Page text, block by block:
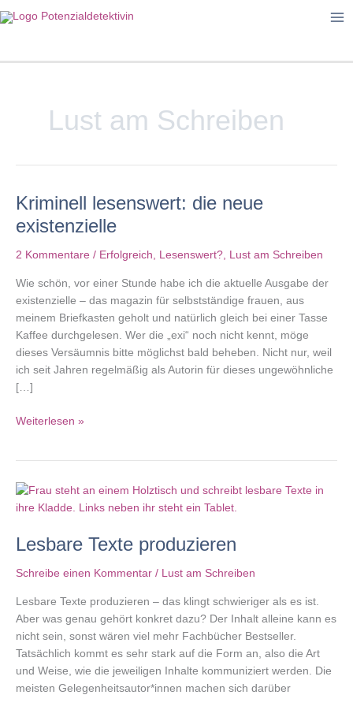
Inhalt
Lust am Schreiben
Kriminell lesenswert: die neue
existenzielle
2 Kommentare / Erfolgreich Lesenswert? Lust am Schreiben
Wie schön, vor einer Stunde habe ich die aktuelle Ausgabe der
existenzielle – das magazin für selbstständige frauen, aus
meinem Briefkasten geholt und natürlich gleich bei einer Tasse
Kaffee durchgelesen. Wer die „exi“ noch nicht kennt, möge
dieses Versäumnis bitte möglichst bald beheben. Nicht nur, weil
ich seit Jahren regelmäßig als Autorin für dieses ungewöhnliche
[…]
Kriminell
existenzielle
Weiterlesen »
Lesbare Texte produzieren
Schreibe einen Kommentar / Lust am Schreiben
Lesbare Texte produzieren – das klingt schwieriger als es ist.
Aber was genau gehört konkret dazu? Der Inhalt alleine kann es
nicht sein, sonst wären viel mehr Fachbücher Bestseller.
Tatsächlich kommt es sehr stark auf die Form an, also die Art
und Weise, wie die jeweiligen Inhalte kommuniziert werden. Die
meisten Gelegenheitsautor*innen machen sich darüber